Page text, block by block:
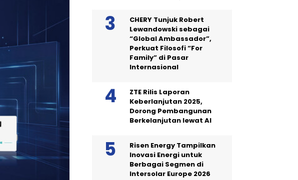
CHERY Tunjuk Robert
Lewandowski sebagai
“Global Ambassador”,
Perkuat Filosofi “For
Family” di Pasar
Internasional
ZTE Rilis Laporan
Keberlanjutan 2025,
Dorong Pembangunan
Berkelanjutan lewat AI
Risen Energy Tampilkan
Inovasi Energi untuk
Berbagai Segmen di
Intersolar Europe 2026